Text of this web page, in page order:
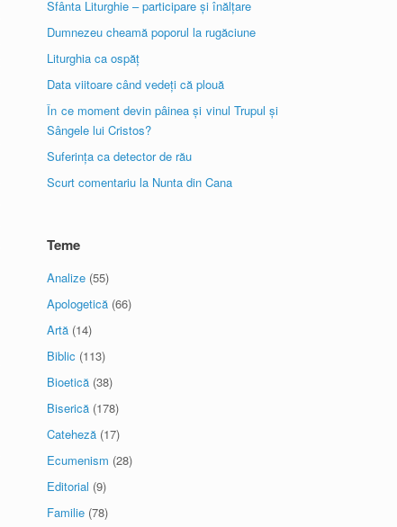
Sfânta Liturghie – participare și înălțare
Dumnezeu cheamă poporul la rugăciune
Liturghia ca ospăț
Data viitoare când vedeți că plouă
În ce moment devin pâinea și vinul Trupul și
Sângele lui Cristos?
Suferința ca detector de rău
Scurt comentariu la Nunta din Cana
Teme
Analize (55)
Apologetică (66)
Artă (14)
Biblic (113)
Bioetică (38)
Biserică (178)
Cateheză (17)
Ecumenism (28)
Editorial (9)
Familie (78)